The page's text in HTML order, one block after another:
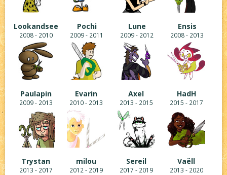
Lookandsee
2008 - 2010
Pochi
2009 - 2011
Lune
2009 - 2012
Ensis
2008 - 2013
Paulapin
2009 - 2013
Evarin
2010 - 2013
Axel
2013 - 2015
HadH
2015 - 2017
Trystan
2013 - 2017
milou
2012 - 2019
Sereil
2017 - 2019
Vaëll
2013 - 2020